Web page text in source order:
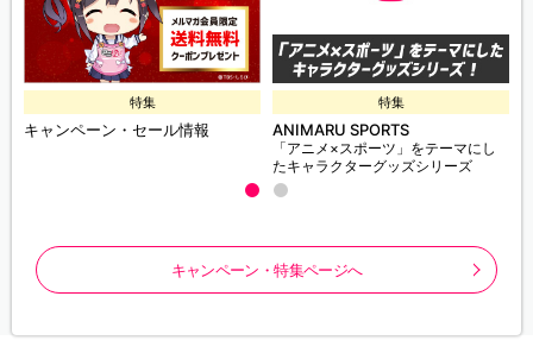
特集
キャンペーン・セール情報
特集
ANIMARU SPORTS
「アニメ×スポーツ」をテーマにし
たキャラクターグッズシリーズ
キャンペーン・特集ページへ